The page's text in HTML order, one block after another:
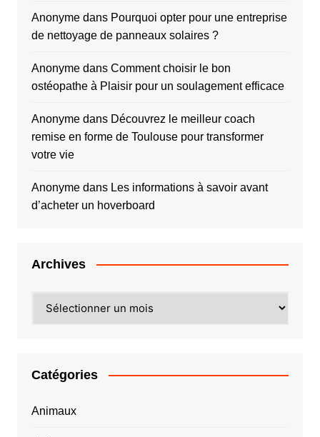
Anonymedans Pourquoi opter pour une entreprise
de nettoyage de panneaux solaires ?
Anonymedans Comment choisir le bon
ostéopathe à Plaisir pour un soulagement efficace
Anonymedans Découvrez le meilleur coach
remise en forme de Toulouse pour transformer
votre vie
Anonymedans Les informations à savoir avant
d’acheter un hoverboard
Archives
Catégories
Animaux